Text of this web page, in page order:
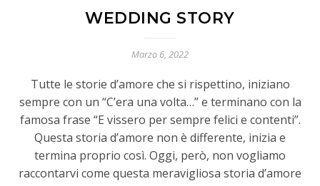
WEDDING STORY
Marzo 6, 2022
Tutte le storie d’amore che si rispettino, iniziano
sempre con un “C’era una volta…” e terminano con la
famosa frase “E vissero per sempre felici e contenti”.
Questa storia d’amore non è differente, inizia e
termina proprio così. Oggi, però, non vogliamo
raccontarvi come questa meravigliosa storia d’amore